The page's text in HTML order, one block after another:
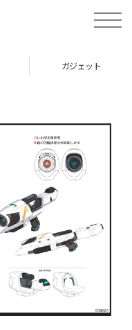
toggle
ガジェット